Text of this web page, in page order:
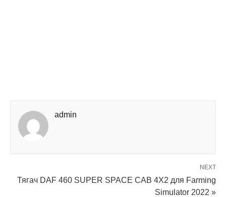
admin
NEXT
Тягач DAF 460 SUPER SPACE CAB 4X2 для Farming
Simulator 2022 »